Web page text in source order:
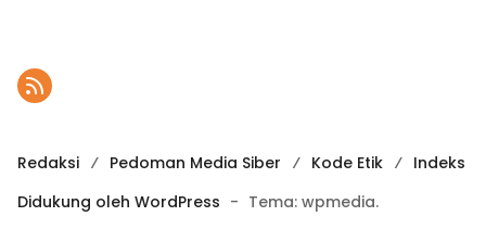
Redaksi Pedoman Media Siber Kode Etik
Indeks
Didukung oleh WordPress - Tema: wpmedia.